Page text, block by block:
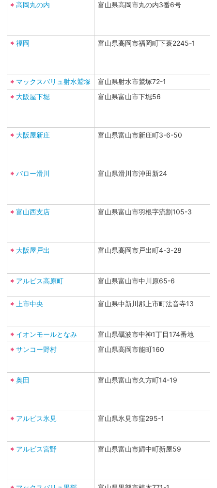
高岡丸の内
富山県高岡市丸の内3番6号
福岡 富山県高岡市福岡町下蓑2245-1
マックスバリュ射水鷲塚
富山県射水市鷲塚72-1
大阪屋下堀
富山県富山市下堀56
大阪屋新庄 富山県富山市新庄町3-6-50
バロー滑川 富山県滑川市沖田新24
富山西支店 富山県富山市羽根字流割105-3
大阪屋戸出 富山県高岡市戸出町4-3-28
アルビス高原町 富山県富山市中川原65-6
上市中央 富山県中新川郡上市町法音寺13
イオンモールとなみ
富山県礪波市中神1丁目174番地
サンコー野村
富山県高岡市能町160
奥田 富山県富山市久方町14-19
アルビス氷見 富山県氷見市窪295-1
アルビス宮野 富山県富山市婦中町新屋59